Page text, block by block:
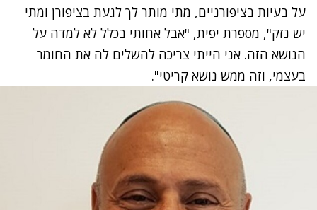
על בעיות בציפורניים, מתי מותר לך לגעת בציפורן ומתי
יש נזק", מספרת יפית, "אבל אחותי בכלל לא למדה על
הנושא הזה. אני הייתי צריכה להשלים לה את החומר
בעצמי, וזה ממש נושא קריטי".